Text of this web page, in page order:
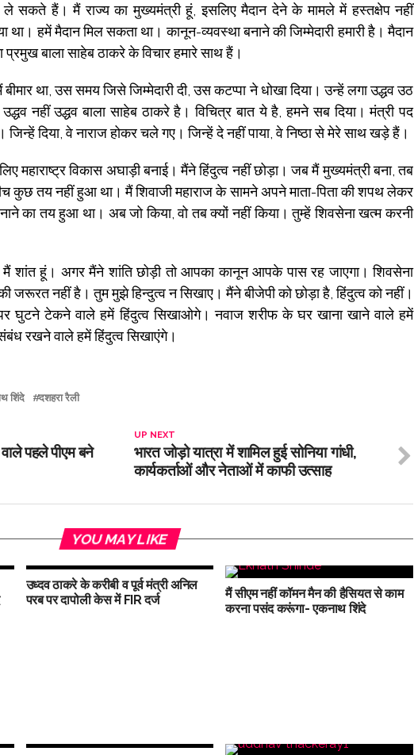
ले सकते हैं। मैं राज्य का मुख्यमंत्री हूं, इसलिए मैदान देने के मामले में हस्तक्षेप नहीं
हमें मैदान मिल सकता था। कानून-व्यवस्था बनाने की जिम्मेदारी हमारी है। मैदान
बाला साहेब ठाकरे के विचार हमारे साथ हैं।
था, उस समय जिसे जिम्मेदारी दी, उस कटप्पा ने धोखा दिया। उन्हें लगा उद्धव उठ
नहीं उद्धव बाला साहेब ठाकरे है। विचित्र बात ये है, हमने सब दिया। मंत्री पद
जिन्हें दिया, वे नाराज होकर चले गए। जिन्हें दे नहीं पाया, वे निष्ठा से मेरे साथ खड़े हैं।
महाराष्ट्र विकास अघाड़ी बनाई। मैंने हिंदुत्व नहीं छोड़ा। जब मैं मुख्यमंत्री बना, तब
कुछ तय नहीं हुआ था। मैं शिवाजी महाराज के सामने अपने माता-पिता की शपथ लेकर
का तय हुआ था। अब जो किया, वो तब क्यों नहीं किया। तुम्हें शिवसेना खत्म करनी
मैं शांत हूं। अगर मैंने शांति छोड़ी तो आपका कानून आपके पास रह जाएगा। शिवसेना
जरूरत नहीं है। तुम मुझे हिन्दुत्व न सिखाए। मैंने बीजेपी को छोड़ा है, हिंदुत्व को नहीं।
पर घुटने टेकने वाले हमें हिंदुत्व सिखाओगे। नवाज शरीफ के घर खाना खाने वाले हमें
रखने वाले हमें हिंदुत्व सिखाएंगे।
शिंदे दशहरा रैली
UP NEXT
भारत जोड़ो यात्रा में शामिल हुई सोनिया गांधी,
कार्यकर्ताओं और नेताओं में काफी उत्साह
पहले पीएम बने
YOU MAY LIKE
उध्दव ठाकरे के करीबी व पूर्व मंत्री अनिल
परब पर दापोली केस में FIR दर्ज
मैं सीएम नहीं कॉमन मैन की हैसियत से काम
करना पसंद करूंगा- एकनाथ शिंदे